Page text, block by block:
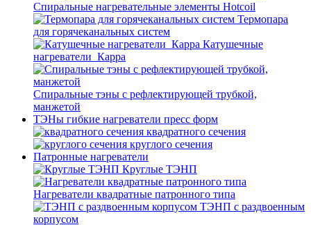
Спиральные нагревательные элементы Hotcoil
Термопара
для горячеканальных систем
Катушечные
нагреватели_Карра
Спиральные тэны с рефлектирующей трубкой,
манжетой
ТЭНы гибкие нагреватели пресс форм
квадратного сечения
круглого сечения
Патронные нагреватели
Круглые ТЭНП
Нагреватели квадратные патронного типа
ТЭНП с раздвоенным
корпусом